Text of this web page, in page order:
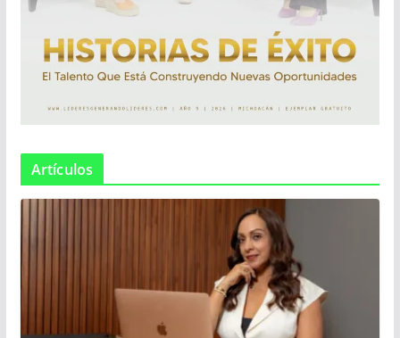
Artículos